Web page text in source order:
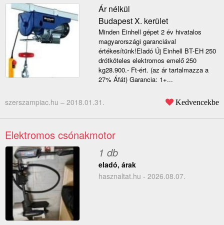
Ár nélkül
Budapest X. kerület
Minden Einhell gépet 2 év hivatalos
magyarországi garanciával
értékesítünk!Eladó Új Einhell BT-EH 250
drótköteles elektromos emelő 250
kg28.900.- Ft-ért. (az ár tartalmazza a
27% Áfát) Garancia: 1+...
szerszampiac.hu – 2018.01.31. Kedvencekbe
Elektromos csónakmotor
1 db
eladó, árak
hasznaltat.hu - 2026.08.07.